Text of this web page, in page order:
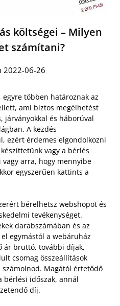
költségei – Milyen
számítani?
2022-06-26
egyre többen határoznak az
ami biztos megélhetést
járványokkal és háborúval
A kezdés
ezért érdemes elgondolkozni
vagy a bérlés
arra, hogy mennyibe
egyszerűen kattints a
bérelhetsz webshopot és
tevékenységet.
darabszámában és az
egymástól a webáruház
ár bruttó, további díjak,
csomag összeállítások
Magától értetődő
bérlési időszak, annál
díj.